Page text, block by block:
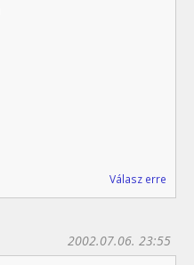
Válasz erre
2002.07.06. 23:55